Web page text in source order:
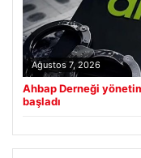
Ağustos 7, 2026
Ahbap Derneği
başladı